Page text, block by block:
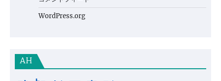
WordPress.org
AH